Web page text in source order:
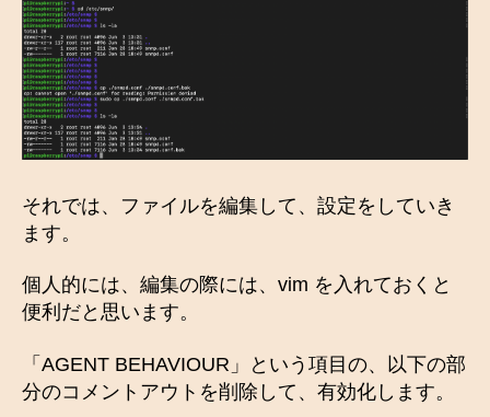
それでは、ファイルを編集して、設定をしていき
ます。
個人的には、編集の際には、vim を入れておくと
便利だと思います。
「AGENT BEHAVIOUR」という項目の、以下の部
分のコメントアウトを削除して、有効化します。